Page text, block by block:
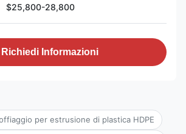
$25,800-28,800
Richiedi Informazioni
per estrusione di plastica HDPE